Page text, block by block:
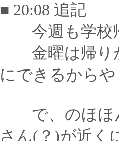
■ 20:08 追記
今週も学校
金曜は帰り
にできるから
で、のほほ
さん(？)が近く